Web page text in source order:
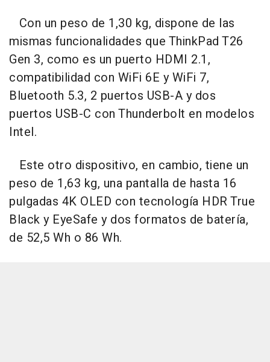
Con un peso de 1,30 kg, dispone de las
mismas funcionalidades que ThinkPad T26
Gen 3, como es un puerto HDMI 2.1,
compatibilidad con WiFi 6E y WiFi 7,
Bluetooth 5.3, 2 puertos USB-A y dos
puertos USB-C con Thunderbolt en modelos
Intel.
Este otro dispositivo, en cambio, tiene un
peso de 1,63 kg, una pantalla de hasta 16
pulgadas 4K OLED con tecnología HDR True
Black y EyeSafe y dos formatos de batería,
de 52,5 Wh o 86 Wh.